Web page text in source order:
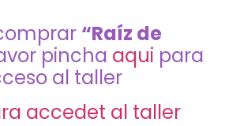
“Raíz de
pincha aqui para
al taller
accedet al taller